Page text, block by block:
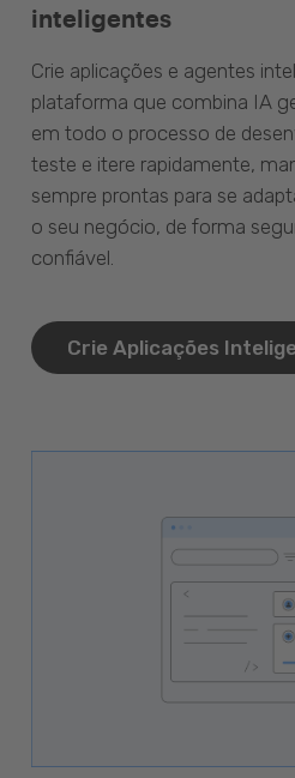
inteligentes
Crie aplicações e agentes
plataforma que combina IA
em todo o processo de
teste e itere rapidamente,
sempre prontas para se
o seu negócio, de forma
confiável.
Crie Aplicações